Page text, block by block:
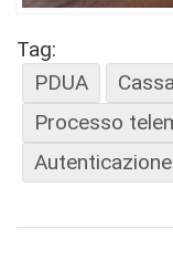
Tag:
PDUA
Processo
Autenticazione